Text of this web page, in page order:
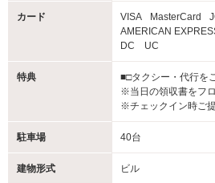
カード VISA MasterCard
AMERICAN
DC UC
特典
■□タクシー・代行を
※当日の領収書をフ
※チェックイン時ご
駐車場 40台
建物形式 ビル